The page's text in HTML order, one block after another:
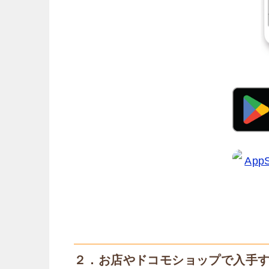
２．お店やドコモショップで入手